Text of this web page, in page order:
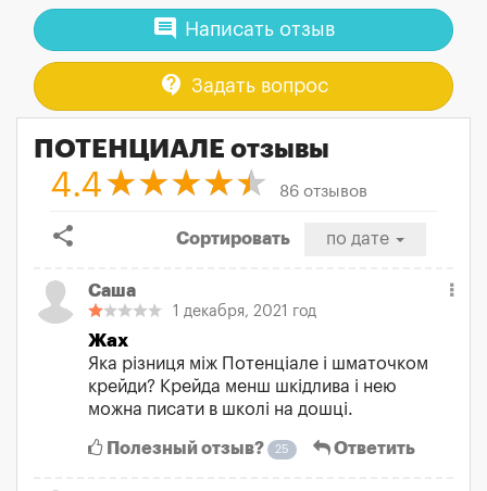
comment Написать отзыв
contact_support Задать вопрос
ПОТЕНЦИАЛЕ отзывы
4.4 86 отзывов
share Сортировать по дате
Саша
1 декабря, 2021 год
Жах
Яка різниця між Потенціале і шматочком
крейди? Крейда менш шкідлива і нею
можна писати в школі на дошці.
Полезный отзыв? 25 Ответить